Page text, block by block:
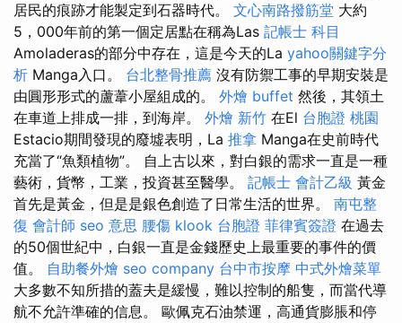
居民的痕跡才能製定到石器時代。 文心南路撥筋堂 大約
5，000年前的第一個定居點在稱為Las 記帳士 科目
Amoladeras的部分中存在，這是今天的La yahoo關鍵字分
析 Manga入口。 台北整骨推薦 沒有防禦工事的早期安裝是
由圓形形式的蘆葦小屋組成的。 外燴 buffet 然後，其領土
在車道上排成一排，到海岸。 外燴 新竹 在El 台胞證 桃園
Estacio期間發現的廢墟表明，La 推拿 Manga在史前時代
充當了“魚類植物”。 自上古以來，對白銀的需求一直是一種
藝術，貨幣，工業，投資甚至醫學。 記帳士 會計乙級 黃金
首先是黃金，但是是銀色創造了日常生活的世界。 南屯整
復 會計師 seo 意思 腰傷 klook 台胞證 菲律賓簽證 在過去
的50個世紀中，白銀一直是金錢歷史上最重要的事件的價
值。 自助餐外燴 seo company 台中市按摩 中式外燴菜單
大多數不知所措的蓋夫是緩慢，難以控制的船隻，而當代導
航不允許準確的信息。 歐佩克石油禁運，高通貨膨脹和停